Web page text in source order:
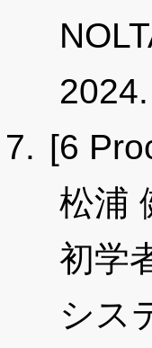
2024.
[6
松浦
初学
シス